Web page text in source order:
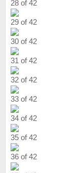
28 of 42
29 of 42
30 of 42
31 of 42
32 of 42
33 of 42
34 of 42
35 of 42
36 of 42